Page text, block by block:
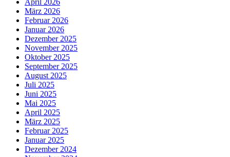
März 2026
Februar 2026
Januar 2026
Dezember 2025
November 2025
Oktober 2025
September 2025
August 2025
Juli 2025
Juni 2025
Mai 2025
April 2025
März 2025
Februar 2025
Januar 2025
Dezember 2024